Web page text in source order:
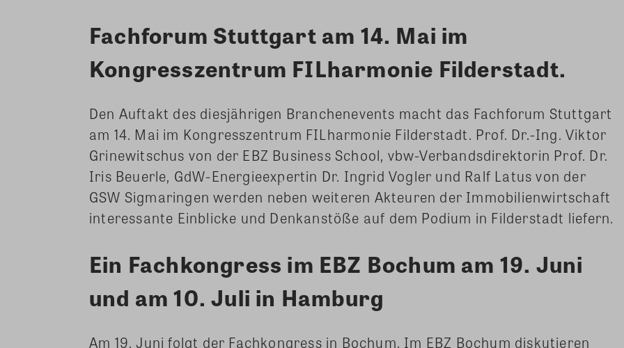
Fachforum Stuttgart am 14. Mai im
Kongresszentrum FILharmonie Filderstadt.
Den Auftakt des diesjährigen Branchenevents macht das Fachforum Stuttgart
am 14. Mai im Kongresszentrum FILharmonie Filderstadt. Prof. Dr.-Ing. Viktor
Grinewitschus von der EBZ Business School, vbw-Verbandsdirektorin Prof. Dr.
Iris Beuerle, GdW-Energieexpertin Dr. Ingrid Vogler und Ralf Latus von der
GSW Sigmaringen werden neben weiteren Akteuren der Immobilienwirtschaft
interessante Einblicke und Denkanstöße auf dem Podium in Filderstadt liefern.
Ein Fachkongress im EBZ Bochum am 19. Juni
und am 10. Juli in Hamburg
Am 19. Juni folgt der Fachkongress in Bochum. Im EBZ Bochum diskutieren